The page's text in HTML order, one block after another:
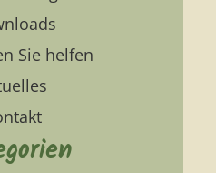
Sie helfen